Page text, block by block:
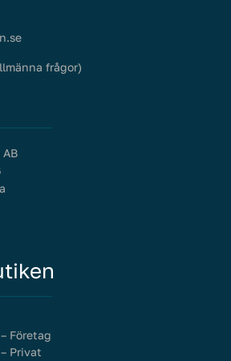
frågor)
Företag
Privat